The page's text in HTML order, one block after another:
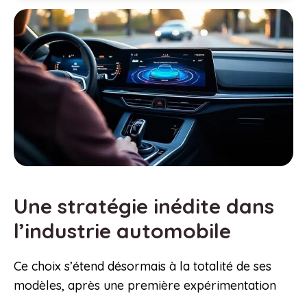
Une stratégie inédite dans
l’industrie automobile
Ce choix s’étend désormais à la totalité de ses
modèles, après une première expérimentation